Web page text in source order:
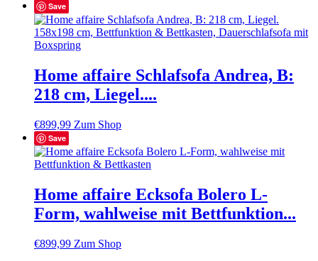
Save
Home affaire Schlafsofa Andrea, B:
218 cm, Liegel....
€899,99 Zum Shop
Save
Home affaire Ecksofa Bolero L-
Form, wahlweise mit Bettfunktion...
€899,99 Zum Shop